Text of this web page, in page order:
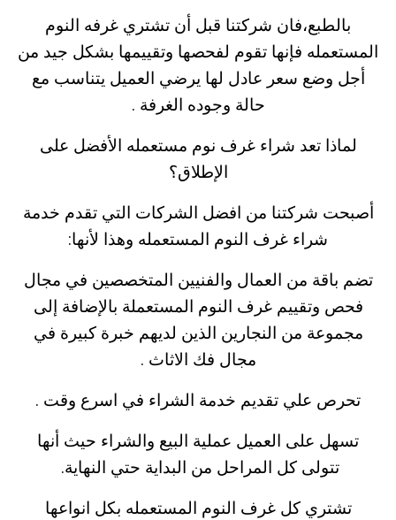
بالطبع،فان شركتنا قبل أن تشتري غرفه النوم
المستعمله فإنها تقوم لفحصها وتقييمها بشكل جيد من
أجل وضع سعر عادل لها يرضي العميل يتناسب مع
حالة وجوده الغرفة .
لماذا تعد شراء غرف نوم مستعمله الأفضل على
الإطلاق؟
أصبحت شركتنا من افضل الشركات التي تقدم خدمة
شراء غرف النوم المستعمله وهذا لأنها:
تضم باقة من العمال والفنيين المتخصصين في مجال
فحص وتقييم غرف النوم المستعملة بالإضافة إلى
مجموعة من النجارين الذين لديهم خبرة كبيرة في
مجال فك الاثاث .
تحرص علي تقديم خدمة الشراء في اسرع وقت .
تسهل على العميل عملية البيع والشراء حيث أنها
تتولى كل المراحل من البداية حتي النهاية.
تشتري كل غرف النوم المستعمله بكل انواعها